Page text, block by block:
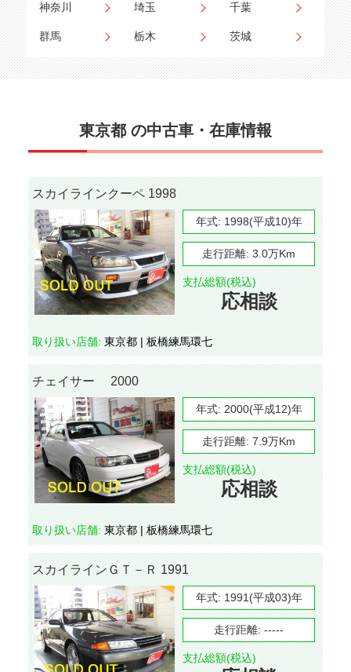
神奈川 埼玉 千葉
群馬 栃木 茨城
東京都 の中古車・在庫情報
スカイラインクーペ 1998
年式: 1998(平成10)年
走行距離: 3.0万Km
支払総額(税込)
応相談
取り扱い店舗: 東京都 | 板橋練馬環七
チェイサー 2000
年式: 2000(平成12)年
走行距離: 7.9万Km
支払総額(税込)
応相談
取り扱い店舗: 東京都 | 板橋練馬環七
スカイラインＧＴ－Ｒ 1991
年式: 1991(平成03)年
走行距離: -----
支払総額(税込)